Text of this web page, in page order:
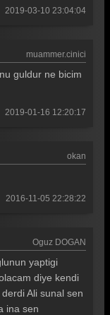
2019-03-10 23:04:04
muammer.cinici
guldur ne bicim
2019-01-16 12:20:17
okan
2016-11-05 22:28:22
Oguz DOGAN
yaptigi
diye kendi
Ali sunal sen
ina sen